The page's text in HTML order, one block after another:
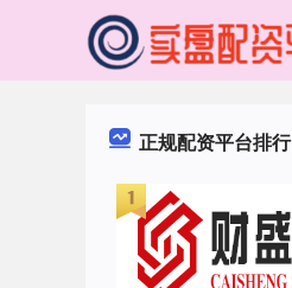
正规配资平台排行